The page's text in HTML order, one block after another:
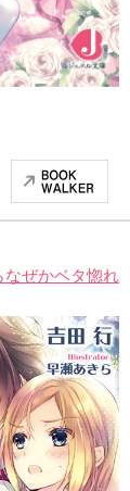
なぜかベタ惚れ